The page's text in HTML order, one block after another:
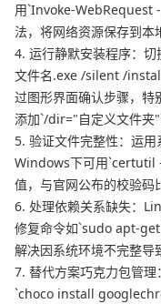
用`Invoke-WebRequest
法，将网络资源保存到本
4. 运行静默安装程序：
文件名.exe /silent /
过图形界面确认步骤，特
添加`/dir="自定义文件夹"`
5. 验证文件完整性：运用
Windows下可用`certutil
值，与官网公布的校验码
6. 处理依赖关系缺失：
修复命令如`sudo apt-
解决因系统环境不完整导
7. 替代方案巧克力包管
`choco install